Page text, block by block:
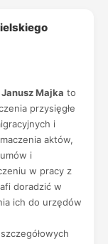
Majka to
przysięgłe
i
aktów,
i
w pracy z
doradzić w
ich do urzędów